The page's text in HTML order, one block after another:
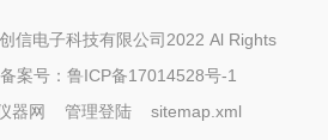
信电子科技有限公司2022 Al Rights
备案号： 鲁ICP备17014528号-1
器网 管理登陆 sitemap.xml